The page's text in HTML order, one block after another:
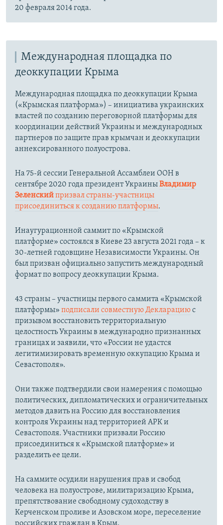
20 февраля 2014 года.
Международная площадка по
деоккупации Крыма
Международная площадка по деоккупации Крыма
(«Крымская платформа») – инициатива украинских
властей по созданию переговорной платформы для
координации действий Украины и международных
партнеров по защите прав крымчан и деоккупации
аннексированного полуострова.
На 75-й сессии Генеральной Ассамблеи ООН в
сентябре 2020 года президент УкраиныВладимир
Зеленскийпризвал страны-участницы
присоединиться к созданию платформы.
Инаугурационной саммит по «Крымской
платформе» состоялся в Киеве 23 августа 2021 года – к
30-летней годовщине Независимости Украины. Он
был призван официально запустить международный
формат по вопросу деоккупации Крыма.
43 страны – участницы первого саммита «Крымской
платформы» подписали совместную Декларациюс
призывом восстановить территориальную
целостность Украины в международно признанных
границах и заявили, что «России не удастся
легитимизировать временную оккупацию Крыма и
Севастополя».
Они также подтвердили свои намерения с помощью
политических, дипломатических и ограничительных
методов давить на Россию для восстановления
контроля Украины над территорией АРК и
Севастополя. Участники призвали Россию
присоединиться к «Крымской платформе» и
разделить ее цели.
На саммите осудили нарушения прав и свобод
человека на полуострове, милитаризацию Крыма,
препятствование свободному судоходству в
Керченском проливе и Азовском море, переселение
российских граждан в Крым.